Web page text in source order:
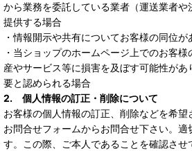
から業務を委託している業者（運送業者や
提供する場合
・情報開示や共有についてお客様の同位が
・当ショップのホームページ上でのお客
産やサービス等に損害を及ぼす可能性が
要と認められる場合
2. 個人情報の訂正・削除について
お客様の個人情報の訂正、削除などを希
お問合せフォームからお問合せ下さい。適
す。この際、ご本人であることを確認させ